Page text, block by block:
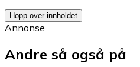
Hopp over innholdet
Annonse
Andre så også på